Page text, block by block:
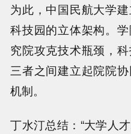
为此，中国民航大学建
科技园的立体架构。
究院攻克技术瓶颈，科
三者之间建立起院院
机制。
丁水汀总结：“大学人